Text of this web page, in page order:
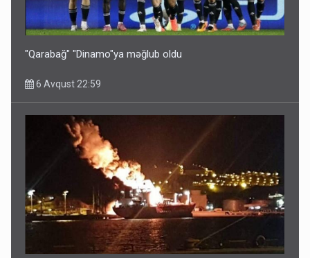
"Qarabağ" "Dinamo"ya məğlub oldu
6 Avqust 22:59